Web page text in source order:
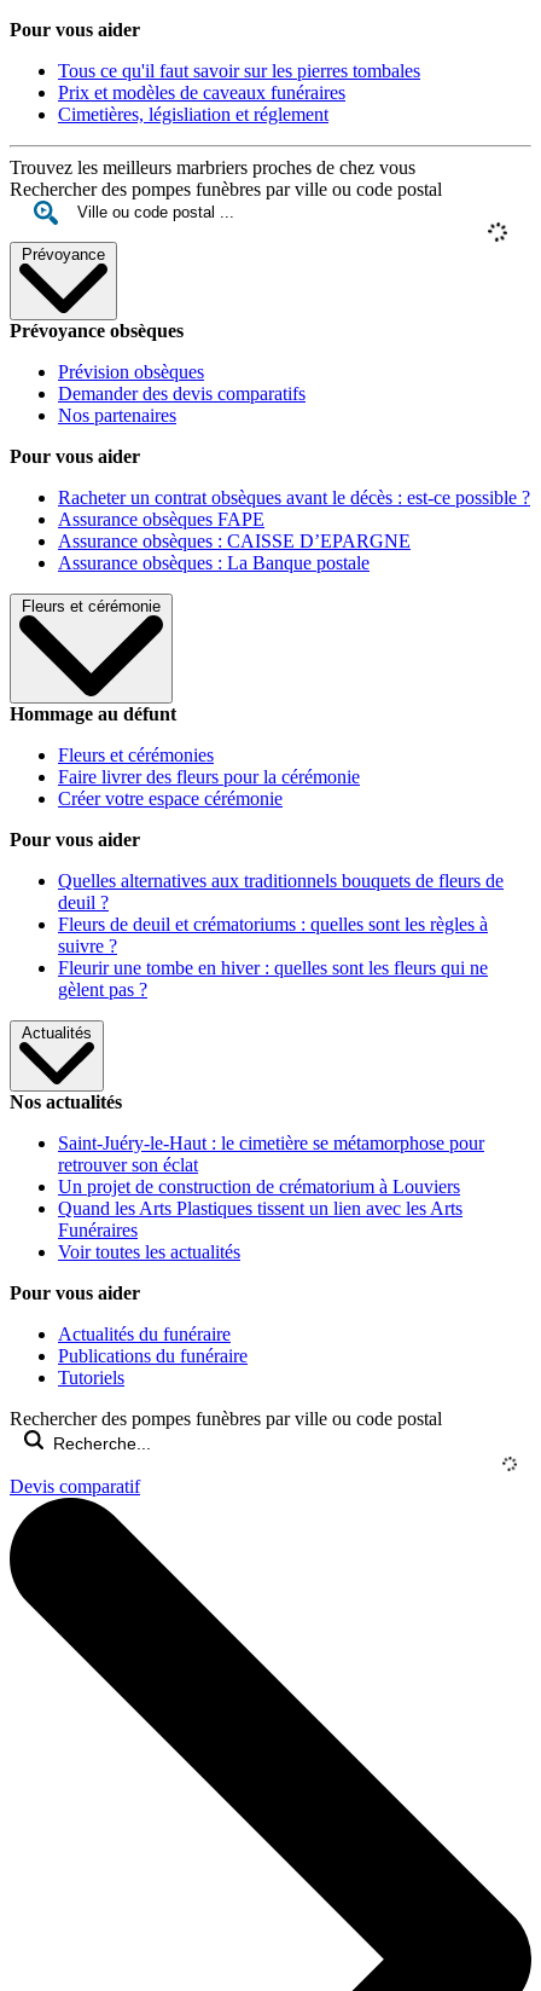
Pour vous aider
Tous ce qu'il faut savoir sur les pierres tombales
Prix et modèles de caveaux funéraires
Cimetières, législiation et réglement
Trouvez les meilleurs marbriers proches de chez vous
Rechercher des pompes funèbres par ville ou code postal
Prévoyance
Prévoyance obsèques
Prévision obsèques
Demander des devis comparatifs
Nos partenaires
Pour vous aider
Racheter un contrat obsèques avant le décès : est-ce possible ?
Assurance obsèques FAPE
Assurance obsèques : CAISSE D’EPARGNE
Assurance obsèques : La Banque postale
Fleurs et cérémonie
Hommage au défunt
Fleurs et cérémonies
Faire livrer des fleurs pour la cérémonie
Créer votre espace cérémonie
Pour vous aider
Quelles alternatives aux traditionnels bouquets de fleurs de
deuil ?
Fleurs de deuil et crématoriums : quelles sont les règles à
suivre ?
Fleurir une tombe en hiver : quelles sont les fleurs qui ne
gèlent pas ?
Actualités
Nos actualités
Saint-Juéry-le-Haut : le cimetière se métamorphose pour
retrouver son éclat
Un projet de construction de crématorium à Louviers
Quand les Arts Plastiques tissent un lien avec les Arts
Funéraires
Voir toutes les actualités
Pour vous aider
Actualités du funéraire
Publications du funéraire
Tutoriels
Rechercher des pompes funèbres par ville ou code postal
Devis comparatif